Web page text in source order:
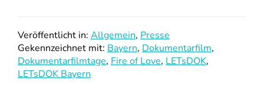
Veröffentlicht in: Allgemein, Presse
Gekennzeichnet mit: Bayern, Dokumentarfilm,
Dokumentarfilmtage, Fire of Love, LETsDOK,
LETsDOK Bayern